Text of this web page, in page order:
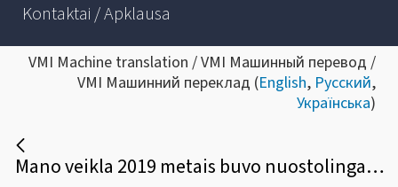
Kontaktai / Apklausa
VMI Machine translation / VMI Машинный перевод /
VMI Машинний переклад (English, Русский,
Українська)
Mano veikla 2019 metais buvo nuostolinga. Ar galiu gauti subsidiją, jei mano vykdyta veikla patenka į ribojamų veiklų sąrašą?